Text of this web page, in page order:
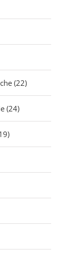
(22)
(24)